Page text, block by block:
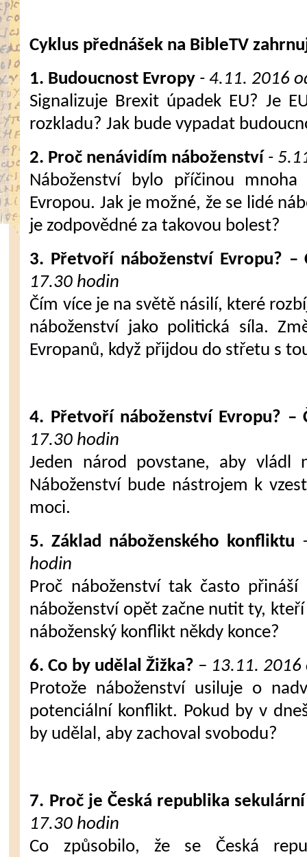
Cyklus přednášek na BibleTV
1. Budoucnost Evropy - 4.11. 2016
Signalizuje Brexit úpadek EU? Je
rozkladu? Jak bude vypadat
2. Proč nenávidím náboženství -
Náboženství bylo příčinou
Evropou. Jak je možné, že se lidé
je zodpovědné za takovou bolest?
3. Přetvoří náboženství Evropu? –
17.30 hodin
Čím více je na světě násilí, které
náboženství jako politická síla.
Evropanů, když přijdou do střetu s
4. Přetvoří náboženství Evropu? –
17.30 hodin
Jeden národ povstane, aby vládl
Náboženství bude nástrojem k
moci.
5. Základ náboženského konfliktu
hodin
Proč náboženství tak často
náboženství opět začne nutit ty,
náboženský konflikt někdy konce?
6. Co by udělal Žižka? – 13.11.
Protože náboženství usiluje o
potenciální konflikt. Pokud by v
by udělal, aby zachoval svobodu?
7. Proč je Česká republika
17.30 hodin
Co způsobilo, že se Česká